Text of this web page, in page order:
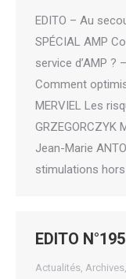
EDITO – Au
SPÉCIAL AMP
service d’AMP ?
Comment
MERVIEL Les
Jean-Marie
stimulations
EDITO N°195
Actualités, Archives,